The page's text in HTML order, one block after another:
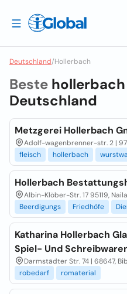
Deutschland/Hollerbach
Beste
Deutschland
Metzgerei Hollerbach
Adolf-wagenbrenner-str. 2 |
fleisch
hollerbach
Hollerbach
Albin-Klöber-Str. 17 95119, Naila
Beerdigungs
Friedhöfe
Katharina Hollerbach
Spiel- Und
Darmstädter Str. 74 | 68647,
robedarf
romaterial